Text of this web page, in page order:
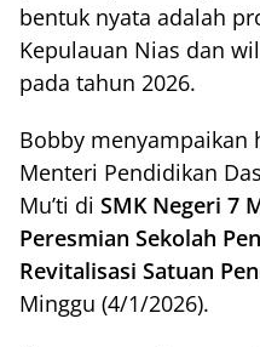
bentuk nyata adalah
Kepulauan Nias dan
pada tahun 2026.
Bobby menyampaikan
Menteri Pendidikan
Mu’ti di SMK Negeri 7
Peresmian Sekolah
Revitalisasi Satuan
Minggu (4/1/2026).